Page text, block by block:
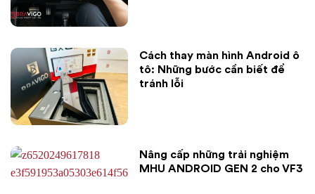
Cách thay màn hình Android ô
tô: Những bước cần biết để
tránh lỗi
Nâng cấp những trải nghiệm
MHU ANDROID GEN 2 cho VF3